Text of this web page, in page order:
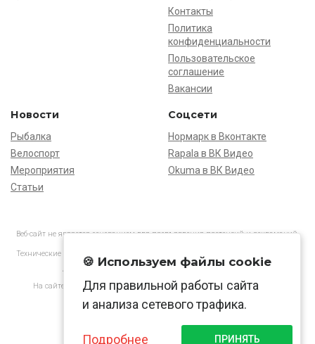
Контакты
Политика
конфиденциальности
Пользовательское
соглашение
Вакансии
Новости
Рыбалка
Велоспорт
Мероприятия
Статьи
Соцсети
Нормарк в Вконтакте
Rapala в ВК Видео
Okuma в ВК Видео
Веб-сайт не является основанием для предъявления претензий и рекламаций,
Технические характеристики товаров могут отличаться от указанных на сайте.
АО «Нормарк» ИНН 7728172512 ОГРН 1037739603505
На сайте применяютсярекомендательные технологиив соответствии
🍪 Используем файлы cookie
Для правильной работы сайта
и анализа сетевого трафика.
Подробнее ПРИНЯТЬ